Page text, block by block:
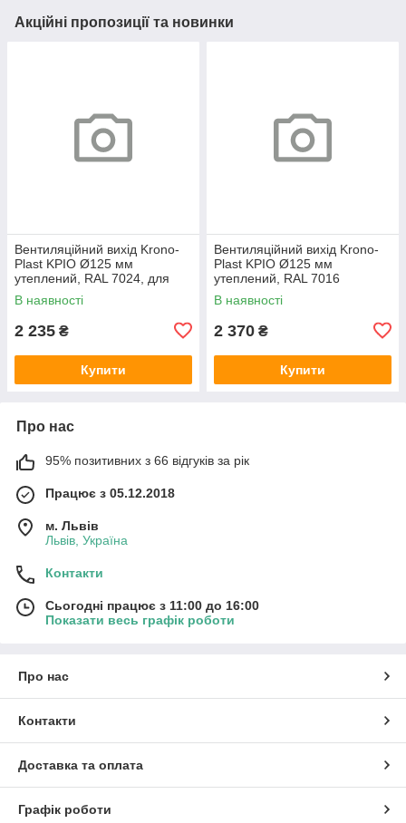
Акційні пропозиції та новинки
Вентиляційний вихід Krono-
Plast KPIO Ø125 мм
утеплений, RAL 7024, для
фальцевої та готової покрівлі
В наявності
2 235 ₴
Купити
Вентиляційний вихід Krono-
Plast KPIO Ø125 мм
утеплений, RAL 7016
антрацит, для фальцевої та
готової покрівлі
В наявності
2 370 ₴
Купити
Про нас
95% позитивних з 66 відгуків за рік
Працює з 05.12.2018
м. Львів
Львів, Україна
Контакти
Сьогодні працює з 11:00 до 16:00
Показати весь графік роботи
Про нас
Контакти
Доставка та оплата
Графік роботи